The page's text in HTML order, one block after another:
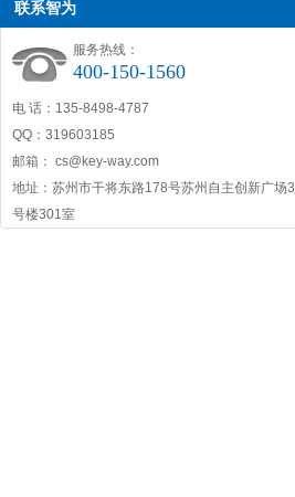
联系智为
服务热线：
400-150-1560
电 话：135-8498-4787
QQ：319603185
邮箱： cs@key-way.com
地址：苏州市干将东路178号苏州自主创新广场3
号楼301室